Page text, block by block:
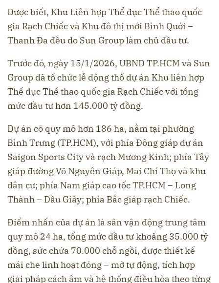
Được biết, Khu Liên hợp Thể dục Thể thao quốc
gia Rạch Chiếc và Khu đô thị mới Bình Quới –
Thanh Đa đều do Sun Group làm chủ đầu tư.
Trước đó, ngày 15/1/2026, UBND TP.HCM và Sun
Group đã tổ chức lễ động thổ dự án Khu liên hợp
Thể dục Thể thao quốc gia Rạch Chiếc với tổng
mức đầu tư hơn 145.000 tỷ đồng.
Dự án có quy mô hơn 186 ha, nằm tại phường
Bình Trưng (TP.HCM), với phía Đông giáp dự án
Saigon Sports City và rạch Mương Kinh; phía Tây
giáp đường Võ Nguyên Giáp, Mai Chí Thọ và khu
dân cư; phía Nam giáp cao tốc TP.HCM – Long
Thành – Dầu Giây; phía Bắc giáp rạch Chiếc.
Điểm nhấn của dự án là sân vận động trung tâm
quy mô 24 ha, tổng mức đầu tư khoảng 35.000 tỷ
đồng, sức chứa 70.000 chỗ ngồi, được thiết kế
mái che linh hoạt đóng – mở tự động, tích hợp
giải pháp cách âm và hệ thống điều hòa theo từng